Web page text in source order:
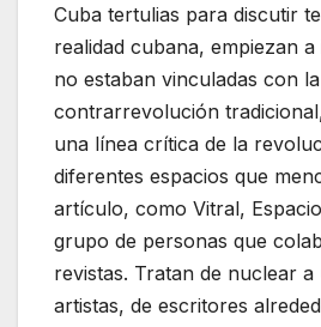
Cuba tertulias para discutir
realidad cubana, empiezan
no estaban vinculadas con la
contrarrevolución
una línea crítica de la
diferentes espacios que
artículo, como Vitral,
grupo de personas que
revistas. Tratan de nuclear
artistas, de escritores